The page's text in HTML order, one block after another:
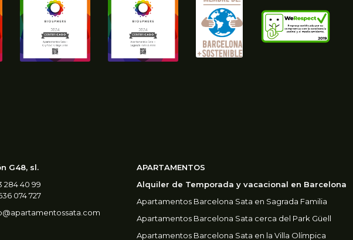
G48, sl.
284 40 99
074 727
APARTAMENTOS
Alquiler de Temporada y vacacional en Barcelona
Apartamentos Barcelona Sata en Sagrada Familia
Apartamentos Barcelona Sata cerca del Park Güell
Apartamentos Barcelona Sata en la Villa Olímpica